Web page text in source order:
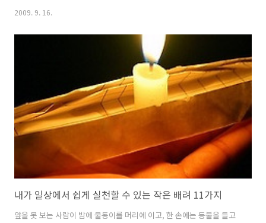
(유아 15,000원 / 어른 10,000원) 비쌌지만..초대권 및 할인권이 생겨서
한 할인권 1장이 있었는데도 불구하고... 입장료로 2만원이나 나갔네요.
왠지 좀 비싼 느낌입니다...그래도 주하가 좋아하니, 봐주기로 했습니
다..^^ 체험 놀이터의 실내 전경입니다. 솔직히 부모의 입장에선 가격대
비 별로 맘에 안듭니다. 왠지 비싼 금액에 비하여, 별거 없어 보이더군
요...ㅎㅎ... 그래도, 기왕 돈내고 갔으니, 재밌게 놀..
2009. 9. 16.
내가 일상에서 쉽게 실천할 수 있는 작은 배려 11가지
앞을 못 보는 사람이 밤에 물동이를 머리에 이고, 한 손에는 등불을 들고